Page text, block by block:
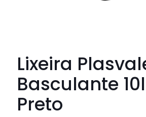
Lixeira
Basculante
Preto